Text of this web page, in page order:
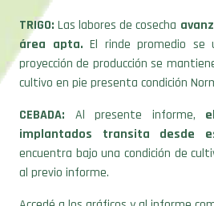
área apta.El rinde promedio se
proyección de producción se
cultivo en pie presenta condición
CEBADA:Al presente informe,
implantados transita desde
encuentra bajo una condición de
al previo informe.
Accedé a los gráficos y al informe